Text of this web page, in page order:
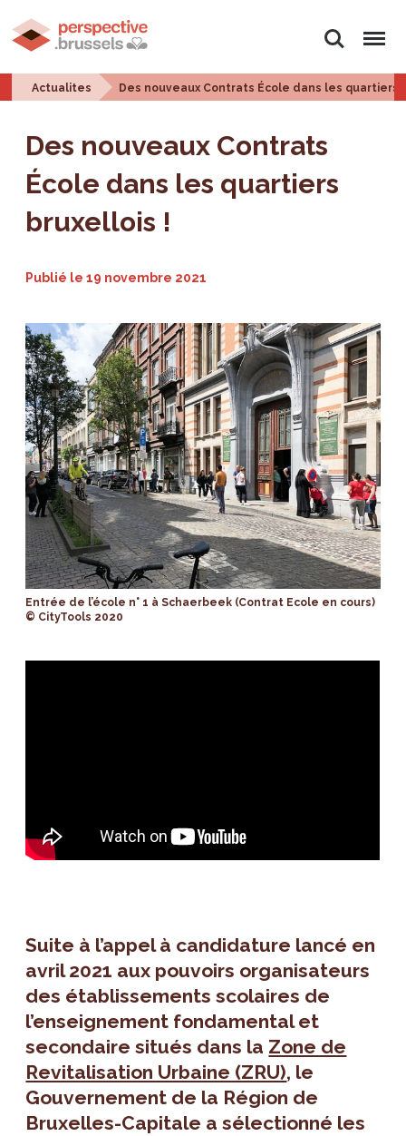
Rechercher
Menu
Actualites Des nouveaux Contrats École dans les quartiers
Des nouveaux Contrats
École dans les quartiers
bruxellois !
Publié le19 novembre 2021
Entrée de l’école n° 1 à Schaerbeek (Contrat Ecole en cours)
© CityTools 2020
Suite à l’appel à candidature lancé en
avril 2021 aux pouvoirs organisateurs
des établissements scolaires de
l’enseignement fondamental et
secondaire situés dans la Zone de
Revitalisation Urbaine (ZRU), le
Gouvernement de la Région de
Bruxelles-Capitale a sélectionné les